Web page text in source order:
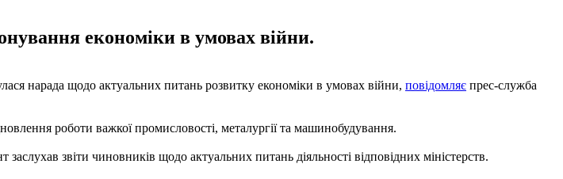
економіки в умовах війни.
нарада щодо актуальних питань розвитку економіки в умовах війни, повідомляє прес-служба
роботи важкої промисловості, металургії та машинобудування.
звіти чиновників щодо актуальних питань діяльності відповідних міністерств.